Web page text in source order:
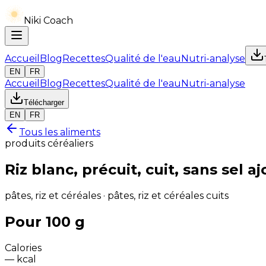
Niki Coach
Accueil BlogRecettesQualité de l'eauNutri-analyse
EN
FR
Accueil BlogRecettesQualité de l'eauNutri-analyse
Télécharger
EN
FR
Tous les aliments
produits céréaliers
Riz blanc, précuit, cuit, sans sel
pâtes, riz et céréales · pâtes, riz et céréales cuits
Pour 100 g
Calories
— kcal